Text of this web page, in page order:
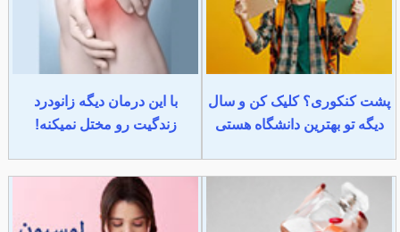
پشت کنکوری؟ کلیک کن و سال
دیگه تو بهترین دانشگاه هستی
با این درمان دیگه زانودرد
زندگیت رو مختل نمیکنه!